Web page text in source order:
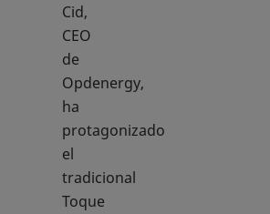
Cid,
CEO
de
Opdenergy,
ha
protagonizado
el
tradicional
Toque